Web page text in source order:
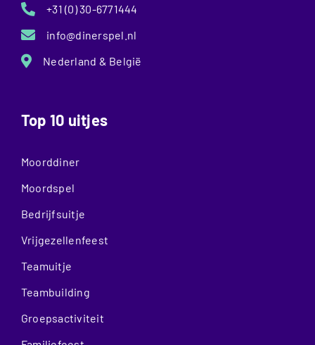
+31 (0) 30-6771444
info@dinerspel.nl
Nederland & België
Top 10 uitjes
Moorddiner
Moordspel
Bedrijfsuitje
Vrijgezellenfeest
Teamuitje
Teambuilding
Groepsactiviteit